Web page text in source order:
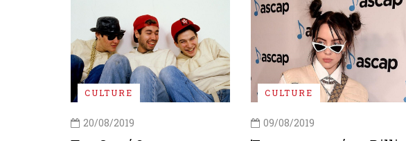
CULTURE
20/08/2019
CULTURE
09/08/2019